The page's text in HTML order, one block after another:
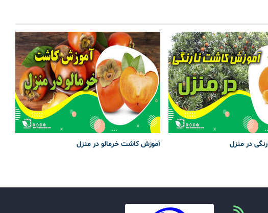
در منزل آموزش کاشت خرمالو در منزل